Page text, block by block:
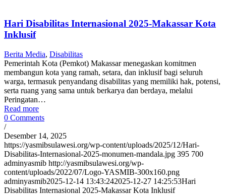
Hari Disabilitas Internasional 2025-Makassar Kota
Inklusif
Berita Media, Disabilitas
Pemerintah Kota (Pemkot) Makassar menegaskan komitmen
membangun kota yang ramah, setara, dan inklusif bagi seluruh
warga, termasuk penyandang disabilitas yang memiliki hak, potensi,
serta ruang yang sama untuk berkarya dan berdaya, melalui
Peringatan…
Read more
0 Comments
/
Desember 14, 2025
https://yasmibsulawesi.org/wp-content/uploads/2025/12/Hari-
Disabilitas-Internasional-2025-monumen-mandala.jpg 395 700
adminyasmib http://yasmibsulawesi.org/wp-
content/uploads/2022/07/Logo-YASMIB-300x160.png
adminyasmib2025-12-14 13:43:242025-12-27 14:25:53Hari
Disabilitas Internasional 2025-Makassar Kota Inklusif